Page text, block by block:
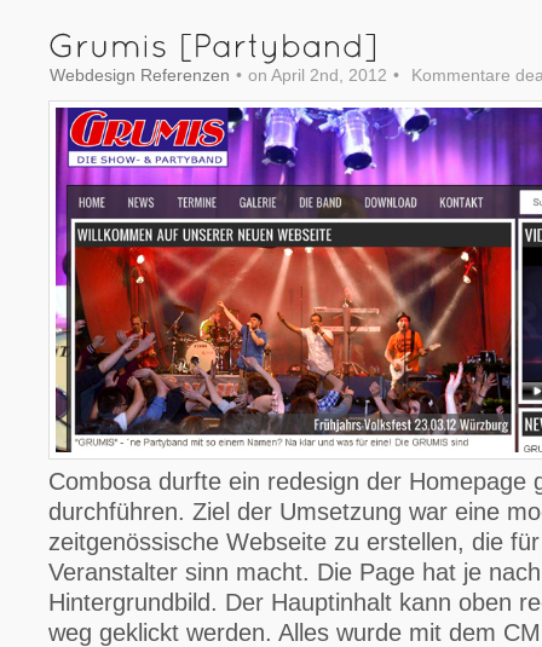
Webdesign Referenzen • on April 2nd, 2012 • Kommentare
Combosa durfte ein redesign der Homepage
durchführen. Ziel der Umsetzung war eine
zeitgenössische Webseite zu erstellen, die
Veranstalter sinn macht. Die Page hat je
Hintergrundbild. Der Hauptinhalt kann oben
weg geklickt werden. Alles wurde mit dem